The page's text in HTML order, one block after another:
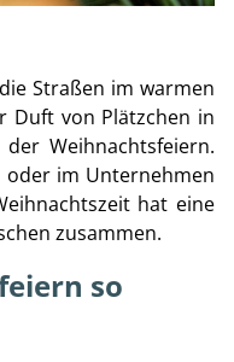
Straßen im warmen
Duft von Plätzchen in
Weihnachtsfeiern.
oder im Unternehmen
hat eine
zusammen.
so